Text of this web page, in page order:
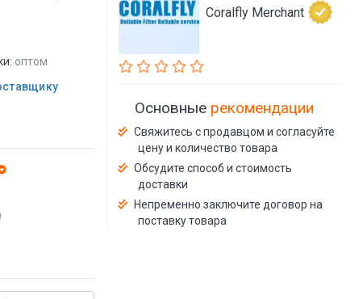
оптом
Coralfly Merchant
Основные рекомендации
Свяжитесь с продавцом и согласуйте
цену и количество товара
Обсудите способ и стоимость
доставки
Непременно заключите договор на
поставку товара